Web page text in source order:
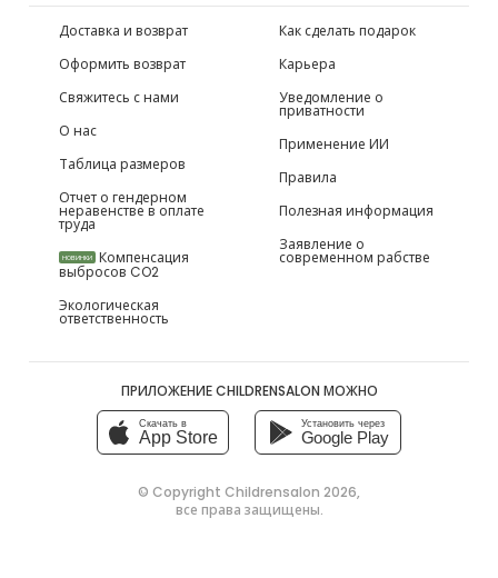
Доставка и возврат
Оформить возврат
Свяжитесь с нами
О нас
Таблица размеров
Отчет о гендерном
неравенстве в оплате
труда
НОВИНКИ Компенсация
выбросов CO2
Экологическая
ответственность
Как сделать подарок
Карьера
Уведомление о
приватности
Применение ИИ
Правила
Полезная информация
Заявление о
современном рабстве
ПРИЛОЖЕНИЕ CHILDRENSALON МОЖНО
Скачать в
App Store
Установить через
Google Play
© Copyright Childrensalon 2026,
все права защищены.